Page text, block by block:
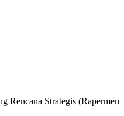
Rencana Strategis (Rapermen